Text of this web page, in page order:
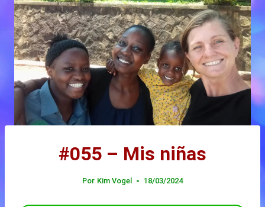
#055 – Mis niñas
Por Kim Vogel 18/03/2024